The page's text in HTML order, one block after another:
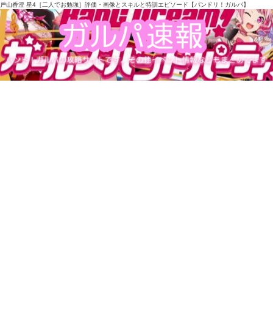
戸山香澄 星4［二人でお勉強］評価・画像とスキルと特訓エピソード【バンドリ！ガルパ】